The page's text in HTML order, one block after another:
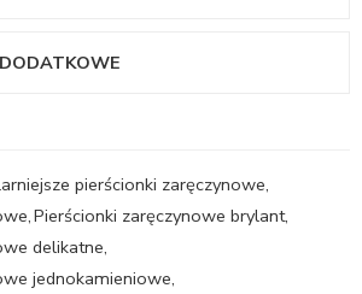
pierścionki zaręczynowe,
,Pierścionki zaręczynowe brylant,
delikatne,
jednokamieniowe,